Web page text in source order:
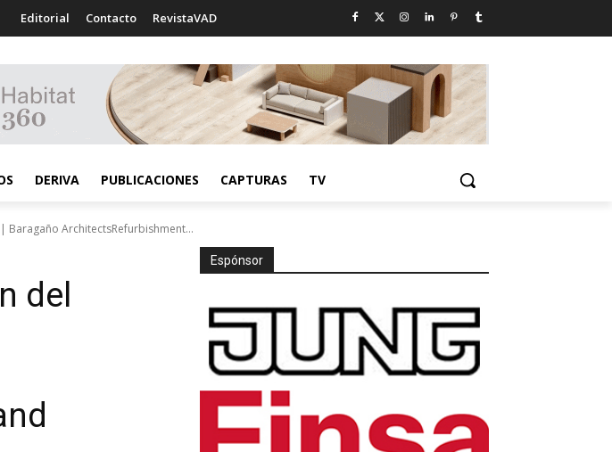
Editorial Contacto RevistaVAD
DERIVA PUBLICACIONES CAPTURAS TV
ArchitectsRefurbishment...
del
Espónsor